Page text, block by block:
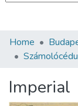
Communities
Statistics
Home
Imperial